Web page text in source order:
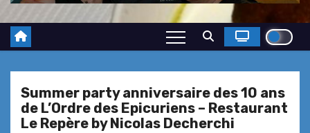
Summer party anniversaire des 10 ans
de L’Ordre des Epicuriens – Restaurant
Le Repère by Nicolas Decherchi